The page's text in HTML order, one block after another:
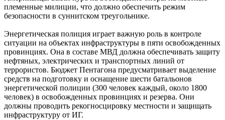
племенные милиции, что должно обеспечить режим
безопасности в суннитском треугольнике.
Энергетическая полиция играет важную роль в контроле
ситуации на объектах инфраструктуры в пяти освобожденных
провинциях. Она в составе МВД должна обеспечивать защиту
нефтяных, электрических и транспортных линий от
террористов. Бюджет Пентагона предусматривает выделение
средств на подготовку и оснащение шести батальонов
энергетической полиции (300 человек каждый, около 1800
человек) в освобожденных провинциях и резерва. Они
должны проводить рекогносцировку местности и защищать
инфраструктуру от ИГ.